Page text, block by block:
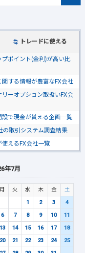
トレードに使える
プポイント(金利)が高い比
関する情報が豊富なFX会社
リーオプション取扱いFX会
設で現金が貰える企画一覧
の取引システム調査結果
使えるFX会社一覧
年7月
月 火 水 木 金
土
1
2 3
4
6 7 8 9 10
11
13 14 15 16 17
18
20 21 22 23 24
25